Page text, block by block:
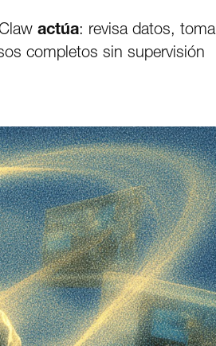
actúa: revisa datos, toma
completos sin supervisión